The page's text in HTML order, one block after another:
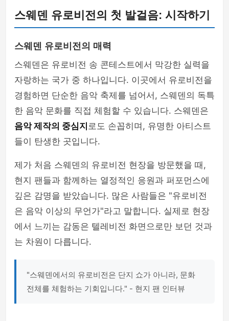
스웨덴 유로비전의 첫 발걸음: 시작하기
스웨덴 유로비전의 매력
스웨덴은 유로비전 송 콘테스트에서 막강한 실력을
자랑하는 국가 중 하나입니다. 이곳에서 유로비전을
경험하면 단순한 음악 축제를 넘어서, 스웨덴의 독특
한 음악 문화를 직접 체험할 수 있습니다. 스웨덴은
음악 제작의 중심지 로도 손꼽히며, 유명한 아티스트
들이 탄생한 곳입니다.
제가 처음 스웨덴의 유로비전 현장을 방문했을 때,
현지 팬들과 함께하는 열정적인 응원과 퍼포먼스에
깊은 감명을 받았습니다. 많은 사람들은 "유로비전
은 음악 이상의 무언가"라고 말합니다. 실제로 현장
에서 느끼는 감동은 텔레비전 화면으로만 보던 것과
는 차원이 다릅니다.
"스웨덴에서의 유로비전은 단지 쇼가 아니라, 문화
전체를 체험하는 기회입니다." - 현지 팬 인터뷰